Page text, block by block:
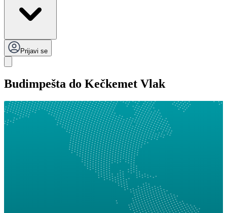
Prijavi se
Budimpešta do Kečkemet Vlak